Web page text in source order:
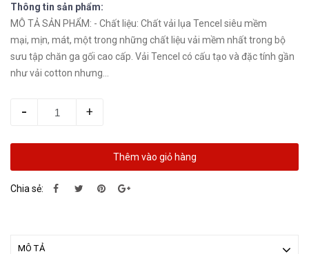
Thông tin sản phẩm:
MÔ TẢ SẢN PHẨM: - Chất liệu: Chất vải lụa Tencel siêu mềm
mại, mịn, mát, một trong những chất liệu vải mềm nhất trong bộ
sưu tập chăn ga gối cao cấp. Vải Tencel có cấu tạo và đặc tính gần
như vải cotton nhưng...
- +
Thêm vào giỏ hàng
Chia sẻ:
MÔ TẢ